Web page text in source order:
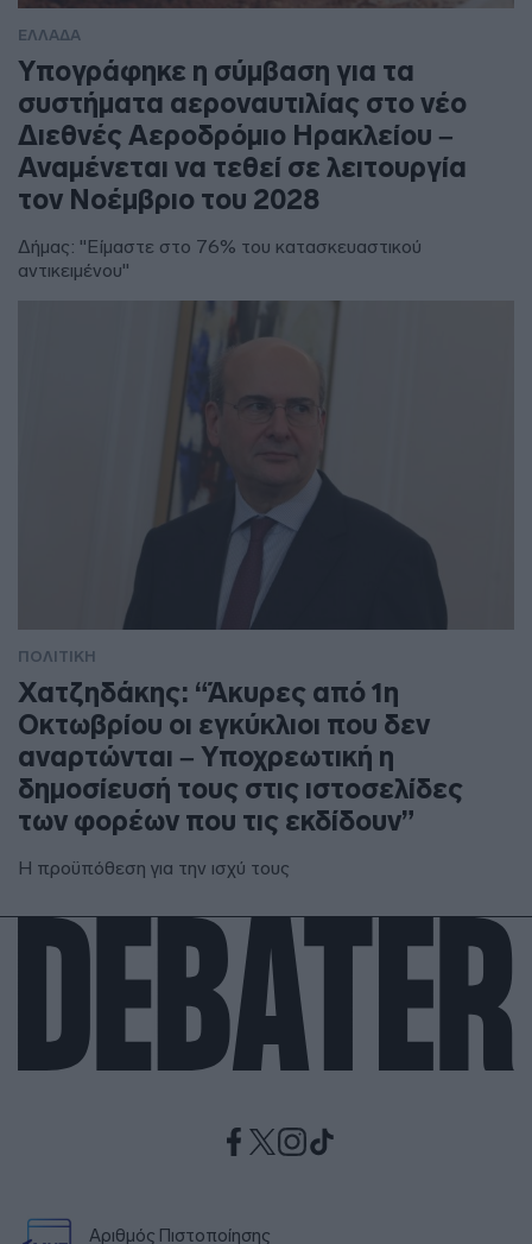
ΕΛΛΑΔΑ
Υπογράφηκε η σύμβαση για τα
συστήματα αεροναυτιλίας στο νέο
Διεθνές Αεροδρόμιο Ηρακλείου –
Αναμένεται να τεθεί σε λειτουργία
τον Νοέμβριο του 2028
Δήμας: "Είμαστε στο 76% του κατασκευαστικού
αντικειμένου"
ΠΟΛΙΤΙΚΗ
Χατζηδάκης: “Άκυρες από 1η
Οκτωβρίου οι εγκύκλιοι που δεν
αναρτώνται – Υποχρεωτική η
δημοσίευσή τους στις ιστοσελίδες
των φορέων που τις εκδίδουν”
Η προϋπόθεση για την ισχύ τους
Αριθμός Πιστοποίησης